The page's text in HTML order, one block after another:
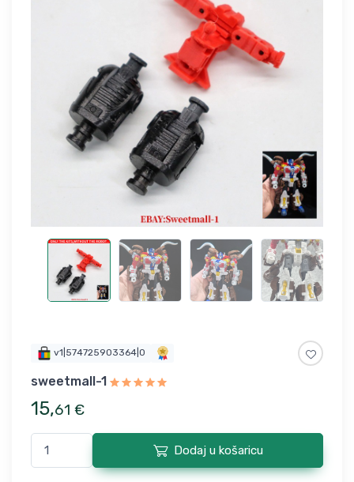
v1|574725903364|0
sweetmall-1
15,61 €
Dodaj u košaricu